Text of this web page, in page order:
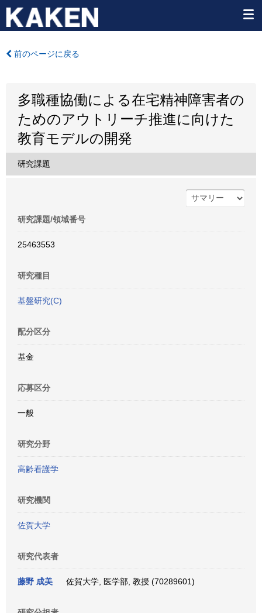
前のページに戻る
多職種協働による在宅精神障害者の
ためのアウトリーチ推進に向けた
教育モデルの開発
研究課題
研究課題/領域番号
25463553
研究種目
基盤研究(C)
配分区分
基金
応募区分
一般
研究分野
高齢看護学
研究機関
佐賀大学
研究代表者
藤野 成美 佐賀大学, 医学部, 教授 (70289601)